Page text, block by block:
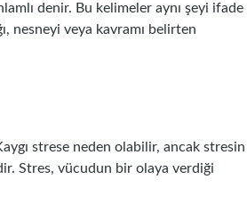
denir. Bu kelimeler aynı şeyi ifade
nesneyi veya kavramı belirten
strese neden olabilir, ancak stresin
Stres, vücudun bir olaya verdiği